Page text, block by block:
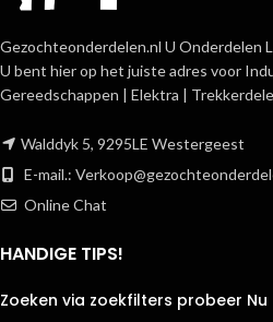
Gezochteonderdelen.nl U Onderdelen
U bent hier op het juiste adres voor
Gereedschappen | Elektra |
Walddyk 5, 9295LE Westergeest
E-mail.:
Online Chat
HANDIGE TIPS!
Zoeken via zoekfilters probeer Nu